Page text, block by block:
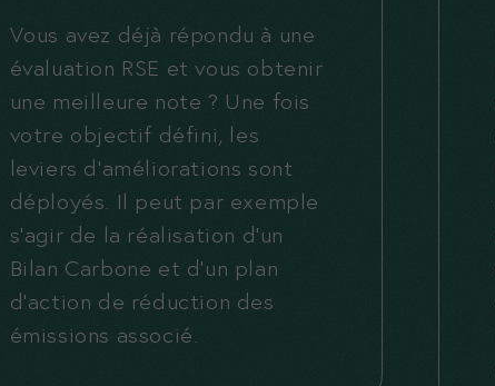
Vous avez déjà répondu à une
évaluation RSE et vous obtenir
une meilleure note ? Une fois
votre objectif défini, les
leviers d’améliorations sont
déployés. Il peut par exemple
s’agir de la réalisation d’un
Bilan Carbone et d’un plan
d’action de réduction des
émissions associé.
site ne peux
pas
fonctionner
correctement
Statistiques
Ces cookies
nous aident à
améliorer
votre
expérience